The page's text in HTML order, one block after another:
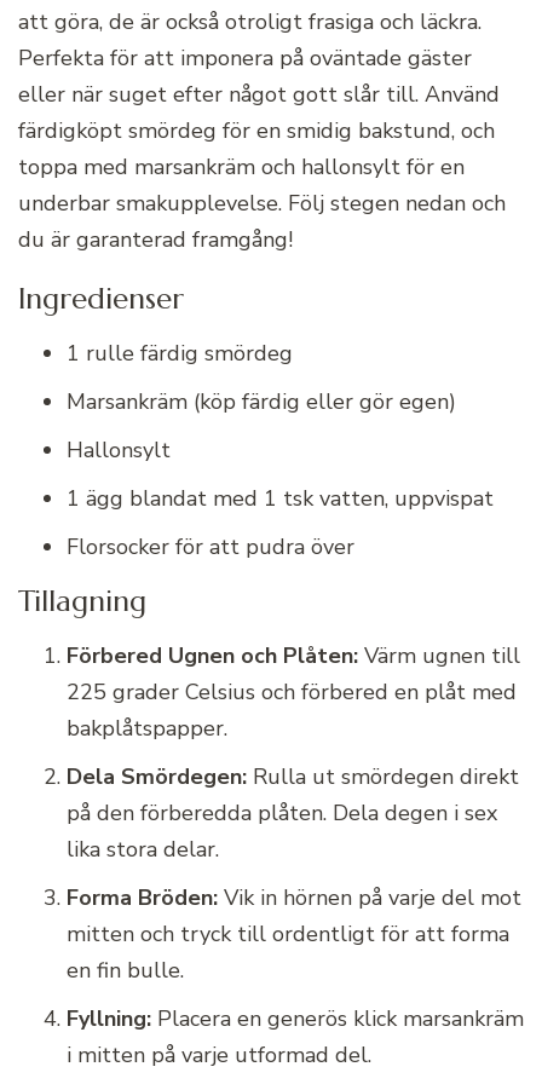
att göra, de är också otroligt frasiga och läckra.
Perfekta för att imponera på oväntade gäster
eller när suget efter något gott slår till. Använd
färdigköpt smördeg för en smidig bakstund, och
toppa med marsankräm och hallonsylt för en
underbar smakupplevelse. Följ stegen nedan och
du är garanterad framgång!
Ingredienser
1 rulle färdig smördeg
Marsankräm (köp färdig eller gör egen)
Hallonsylt
1 ägg blandat med 1 tsk vatten, uppvispat
Florsocker för att pudra över
Tillagning
Förbered Ugnen och Plåten: Värm ugnen till
225 grader Celsius och förbered en plåt med
bakplåtspapper.
Dela Smördegen: Rulla ut smördegen direkt
på den förberedda plåten. Dela degen i sex
lika stora delar.
Forma Bröden: Vik in hörnen på varje del mot
mitten och tryck till ordentligt för att forma
en fin bulle.
Fyllning: Placera en generös klick marsankräm
i mitten på varje utformad del.